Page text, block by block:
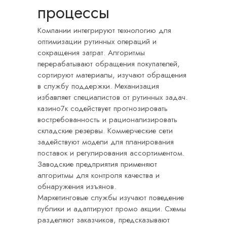
процессы
Компании интегрируют технологию для
оптимизации рутинных операций и
сокращения затрат. Алгоритмы
перерабатывают обращения покупателей,
сортируют материалы, изучают обращения
в службу поддержки. Механизация
избавляет специалистов от рутинных задач.
казино7к содействует прогнозировать
востребованность и рационализировать
складские резервы. Коммерческие сети
задействуют модели для планирования
поставок и регулирования ассортиментом.
Заводские предприятия применяют
алгоритмы для контроля качества и
обнаружения изъянов.
Маркетинговые службы изучают поведение
публики и адаптируют промо акции. Схемы
разделяют заказчиков, предсказывают